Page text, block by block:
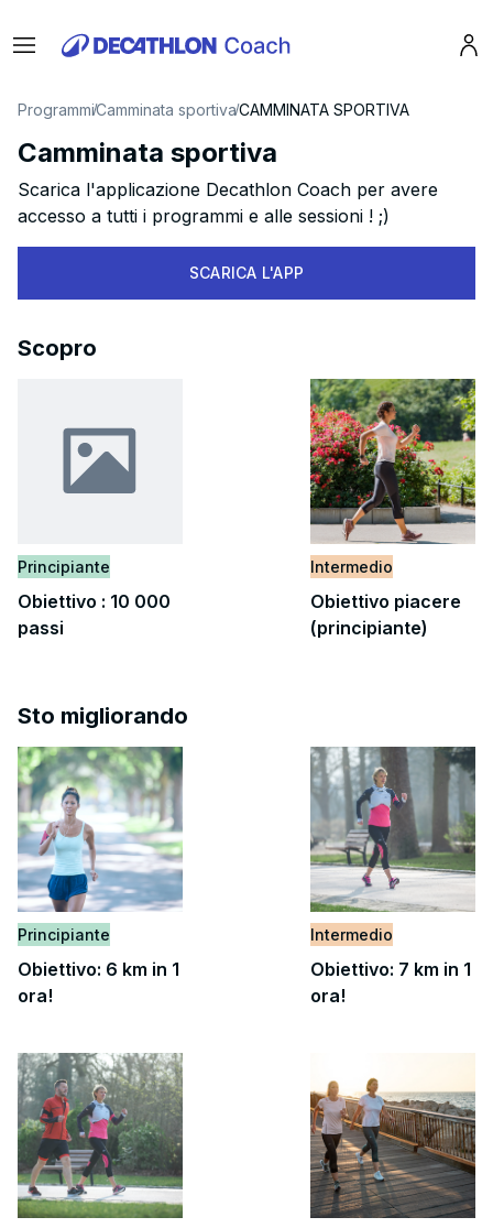
Menu
ProgrammiCamminata sportivaCAMMINATA SPORTIVA
Camminata sportiva
Scarica l'applicazione Decathlon Coach per avere
accesso a tutti i programmi e alle sessioni ! ;)
SCARICA L'APP
Scopro
Principiante
Obiettivo : 10 000
passi
Intermedio
Obiettivo piacere
(principiante)
Sto migliorando
Principiante
Obiettivo: 6 km in 1
ora!
Intermedio
Obiettivo: 7 km in 1
ora!